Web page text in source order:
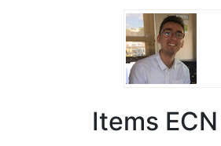
Items